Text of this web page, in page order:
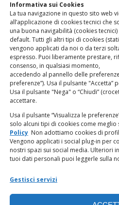
Informativa sui Cookies
La tua navigazione in questo sito web
all’applicazione di cookies tecnici che
una buona navigabilità (cookies
default. Tutti gli altri tipi di cookies
vengono applicati da noi o da terzi
espresso. Puoi liberamente prestare,
consenso, in qualsiasi momento,
accedendo al pannello delle
preferenze”). Usa il pulsante "Accetta”
Usa il pulsante "Nega" o “Chiudi”
accettare.
Usa il pulsante “Visualizza le
solo alcuni tipi di cookies come meglio
Policy Non adottiamo cookies di
Vengono applicati i social plug-in per
nostri spazi sui social media. Ulteriori
tuoi dati personali puoi leggerle sulla
Gestisci servizi
www.odg.toscana.it – testata
Firenze al nr. 5208 dell’
Giampaolo Marchini – C.F.
LINK UTILI
PagoPA
Privacy Policy
Regolamento categorie
giudiziari
Amministrazione Trasparente